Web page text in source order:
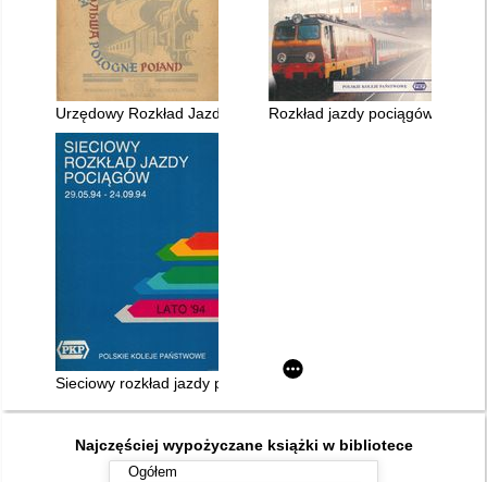
Urzędowy Rozkład Jazdy ważny 14.VI.1950-7.X.1950 r
Rozkład jazdy pociągów
Sieciowy rozkład jazdy pociągów PKP ważny 29.V.1994 -
Najczęściej wypożyczane książki w bibliotece
Ogółem